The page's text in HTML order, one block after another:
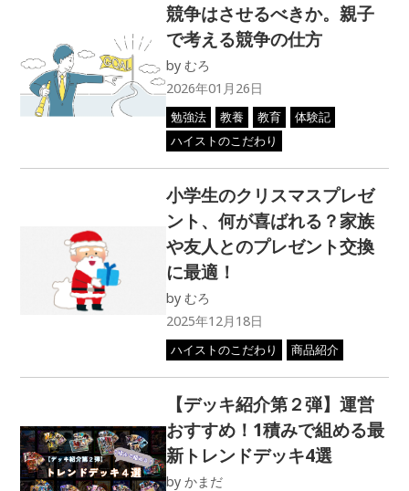
競争はさせるべきか。親子
で考える競争の仕方
byむろ
2026年01月26日
勉強法 教養 教育
体験記
ハイストのこだわり
小学生のクリスマスプレゼ
ント、何が喜ばれる？家族
や友人とのプレゼント交換
に最適！
byむろ
2025年12月18日
ハイストのこだわり 商品紹介
【デッキ紹介第２弾】運営
おすすめ！1積みで組める最
新トレンドデッキ4選
byかまだ